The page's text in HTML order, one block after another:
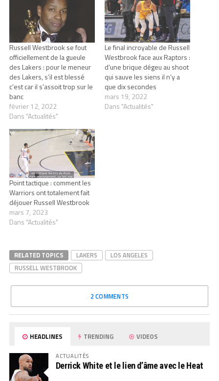
Russell Westbrook se fout
officiellement de la gueule
des Lakers : pour le meneur
des Lakers, s’il est blessé
c’est car il s’assoit trop sur le
banc
février 12, 2022
Dans "Actualités"
Le final incroyable de Russell
Westbrook face aux Raptors :
d’une brique dégeu au shoot
qui sauve les siens il n’y a
que dix secondes
mars 19, 2022
Dans "Actualités"
Point tactique : comment les
Warriors ont totalement fait
déjouer Russell Westbrook
mars 7, 2023
Dans "Actualités"
RELATED TOPICS LAKERS
LOS ANGELES
RUSSELL WESTBROOK
2 COMMENTS
HEADLINES TRENDING VIDEOS
ACTUALITÉS
Derrick White et le lien d’âme avec le Heat